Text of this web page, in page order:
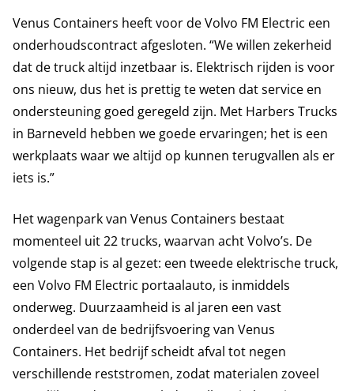
Venus Containers heeft voor de Volvo FM Electric een
onderhoudscontract afgesloten. “We willen zekerheid
dat de truck altijd inzetbaar is. Elektrisch rijden is voor
ons nieuw, dus het is prettig te weten dat service en
ondersteuning goed geregeld zijn. Met Harbers Trucks
in Barneveld hebben we goede ervaringen; het is een
werkplaats waar we altijd op kunnen terugvallen als er
iets is.”
Het wagenpark van Venus Containers bestaat
momenteel uit 22 trucks, waarvan acht Volvo’s. De
volgende stap is al gezet: een tweede elektrische truck,
een Volvo FM Electric portaalauto, is inmiddels
onderweg. Duurzaamheid is al jaren een vast
onderdeel van de bedrijfsvoering van Venus
Containers. Het bedrijf scheidt afval tot negen
verschillende reststromen, zodat materialen zoveel